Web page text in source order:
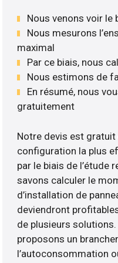
Nous venons voir le
Nous mesurons
maximal
Par ce biais, nous
Nous estimons de
En résumé, nous
gratuitement
Notre devis est gratuit
configuration la plus
par le biais de l’étude
savons calculer le
d’installation de
deviendront
de plusieurs
proposons un
l’autoconsommation